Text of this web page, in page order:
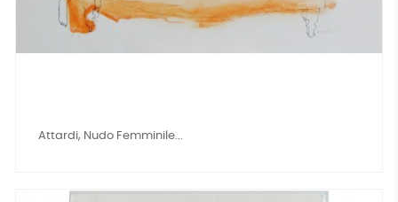
Attardi, Nudo Femminile...